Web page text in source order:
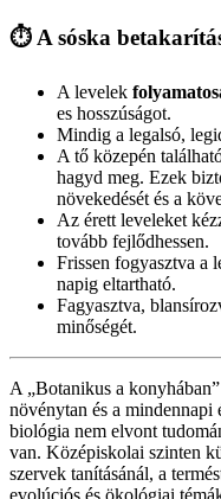
⏱️ A sóska
A levelek
es hosszúságot.
Mindig a legalsó,
A tő közepén
hagyd meg. Ezek
növekedését és a
Az érett leveleket
tovább fejlődhessen.
Frissen fogyasztva a
napig eltartható.
Fagyasztva,
minőségét.
A „Botanikus a
növénytan és a mindennapi
biológia nem elvont
van. Középiskolai szinten
szervek tanításánál, a